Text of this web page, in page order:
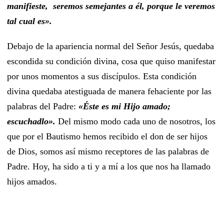
manifieste, seremos semejantes a él, porque le veremos
tal cual es».
Debajo de la apariencia normal del Señor Jesús, quedaba
escondida su condición divina, cosa que quiso manifestar
por unos momentos a sus discípulos. Esta condición
divina quedaba atestiguada de manera fehaciente por las
palabras del Padre: «Éste es mi Hijo amado;
escuchadlo». Del mismo modo cada uno de nosotros, los
que por el Bautismo hemos recibido el don de ser hijos
de Dios, somos así mismo receptores de las palabras de
Padre. Hoy, ha sido a ti y a mí a los que nos ha llamado
hijos amados.